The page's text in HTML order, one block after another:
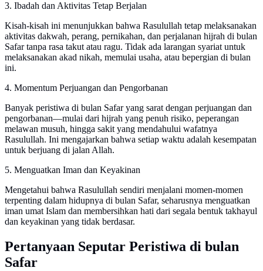
3. Ibadah dan Aktivitas Tetap Berjalan
Kisah-kisah ini menunjukkan bahwa Rasulullah tetap melaksanakan
aktivitas dakwah, perang, pernikahan, dan perjalanan hijrah di bulan
Safar tanpa rasa takut atau ragu. Tidak ada larangan syariat untuk
melaksanakan akad nikah, memulai usaha, atau bepergian di bulan
ini.
4. Momentum Perjuangan dan Pengorbanan
Banyak peristiwa di bulan Safar yang sarat dengan perjuangan dan
pengorbanan—mulai dari hijrah yang penuh risiko, peperangan
melawan musuh, hingga sakit yang mendahului wafatnya
Rasulullah. Ini mengajarkan bahwa setiap waktu adalah kesempatan
untuk berjuang di jalan Allah.
5. Menguatkan Iman dan Keyakinan
Mengetahui bahwa Rasulullah sendiri menjalani momen-momen
terpenting dalam hidupnya di bulan Safar, seharusnya menguatkan
iman umat Islam dan membersihkan hati dari segala bentuk takhayul
dan keyakinan yang tidak berdasar.
Pertanyaan Seputar Peristiwa di bulan
Safar